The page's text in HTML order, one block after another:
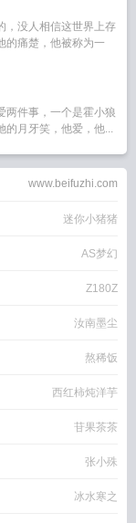
，没人相信这世界上存
的痛楚，他被称为一
两件事，一个是霍小狼
的月牙笑，他爱，他...
www.beifuzhi.com
迷你小猪猪
AS梦幻
Z180Z
汝南墨尘
熬稀饭
西红柿炖洋芋
苷果茶茶
张小殊
冰水寒之